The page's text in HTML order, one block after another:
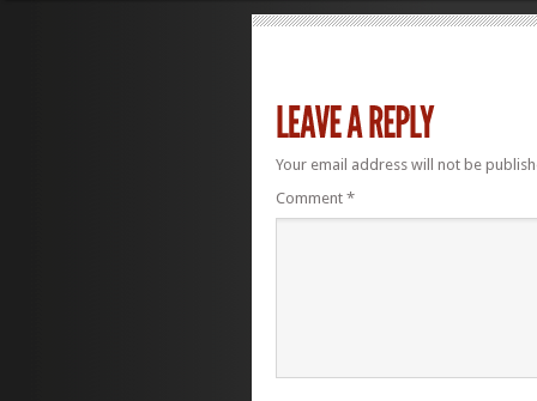
Your email address will not be
Comment *